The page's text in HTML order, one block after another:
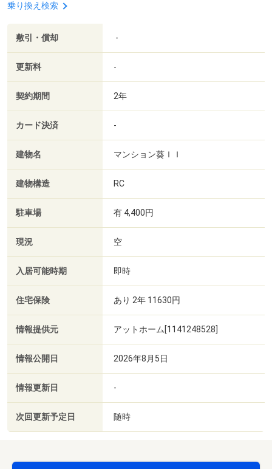
乗り換え検索
敷引・償却 -
更新料 -
契約期間 2年
カード決済 -
建物名 マンション葵ＩＩ
建物構造 RC
駐車場 有 4,400円
現況 空
入居可能時期 即時
住宅保険 あり 2年 11630円
情報提供元 アットホーム[1141248528]
情報公開日 2026年8月5日
情報更新日 -
次回更新予定日 随時